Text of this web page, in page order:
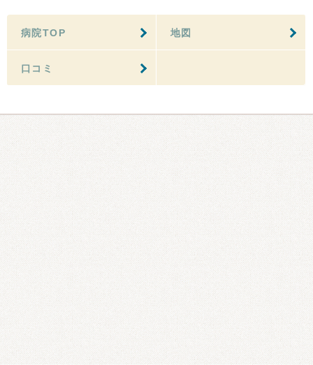
病院TOP 地図
口コミ